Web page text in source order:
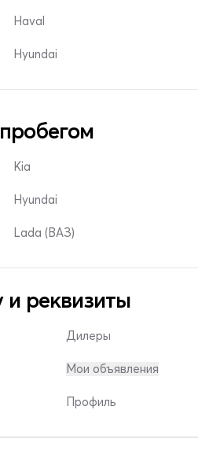
Haval
Hyundai
Kia
Hyundai
Lada (ВАЗ)
и реквизиты
Дилеры
Мои объявления
Профиль